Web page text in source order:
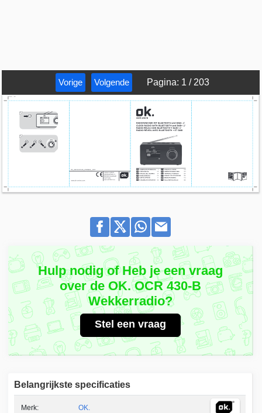
Vorige Volgende Pagina: 1 / 203
Hulp nodig of Heb je een vraag
over de OK. OCR 430-B
Wekkerradio?
Stel een vraag
Belangrijkste specificaties
Merk: OK.